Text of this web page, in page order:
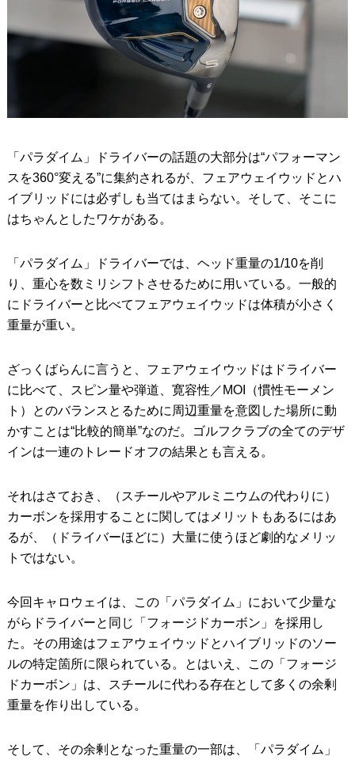
「パラダイム」ドライバーの話題の大部分は“パフォーマン
スを360°変える”に集約されるが、フェアウェイウッドとハ
イブリッドには必ずしも当てはまらない。そして、そこに
はちゃんとしたワケがある。
「パラダイム」ドライバーでは、ヘッド重量の1/10を削
り、重心を数ミリシフトさせるために用いている。一般的
にドライバーと比べてフェアウェイウッドは体積が小さく
重量が重い。
ざっくばらんに言うと、フェアウェイウッドはドライバー
に比べて、スピン量や弾道、寛容性／MOI（慣性モーメン
ト）とのバランスとるために周辺重量を意図した場所に動
かすことは“比較的簡単”なのだ。ゴルフクラブの全てのデザ
インは一連のトレードオフの結果とも言える。
それはさておき、（スチールやアルミニウムの代わりに）
カーボンを採用することに関してはメリットもあるにはあ
るが、（ドライバーほどに）大量に使うほど劇的なメリッ
トではない。
今回キャロウェイは、この「パラダイム」において少量な
がらドライバーと同じ「フォージドカーボン」を採用し
た。その用途はフェアウェイウッドとハイブリッドのソー
ルの特定箇所に限られている。とはいえ、この「フォージ
ドカーボン」は、スチールに代わる存在として多くの余剰
重量を作り出している。
そして、その余剰となった重量の一部は、「パラダイム」